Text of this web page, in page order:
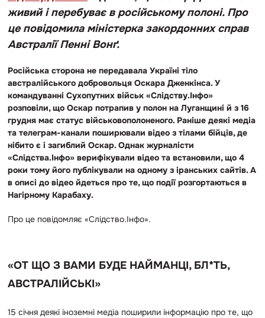
живий і перебуває в російському полоні. Про
це повідомила міністерка закордонних справ
АвстраліїПенні Вонґ.
Російська сторона не передавала Україні тіло
австралійського добровольця Оскара Дженкінса. У
командуванні Сухопутних військ «Слідству.Інфо»
розповіли, що Оскар потрапив у полон на Луганщині й з 16
грудня має статус військовополоненого. Раніше деякі медіа
та телеграм-канали поширювали відео з тілами бійців, де
нібито є і загиблий Оскар. Однак журналісти
«Слідства.Інфо» верифікували відео та встановили, що 4
роки тому його публікували на одному з іранських сайтів. А
в описі до відео йдеться про те, що події розгортаються в
Нагірному Карабаху.
Про це повідомляє «Слідство.Інфо».
«ОТ ЩО З ВАМИ БУДЕ НАЙМАНЦІ, БЛ*ТЬ,
АВСТРАЛІЙСЬКІ»
15 січня деякі іноземні медіа поширили інформацію про те, що